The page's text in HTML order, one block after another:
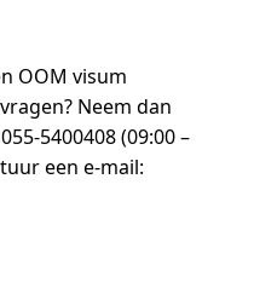
OOM visum
Neem dan
5400408 (09:00 –
een e-mail: